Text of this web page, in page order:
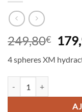
249,80€
Le
4 spheres XM